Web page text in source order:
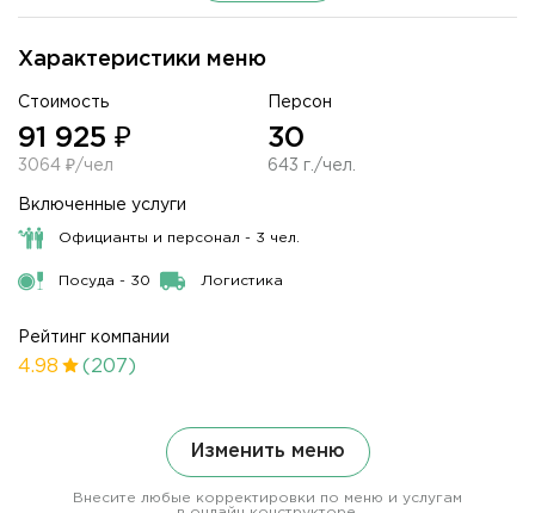
Характеристики меню
Стоимость
91 925 ₽
3064 ₽/чел
Персон
30
643 г./чел.
Включенные услуги
Официанты и персонал - 3 чел.
Посуда - 30 Логистика
Рейтинг компании
4.98 (207)
Изменить меню
Внесите любые корректировки по меню и услугам